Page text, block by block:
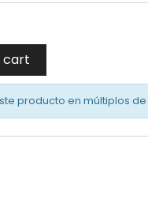
cart
producto en múltiplos de